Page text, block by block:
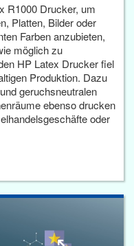
R1000 Drucker, um
Platten, Bilder oder
Farben anzubieten,
möglich zu
HP Latex Drucker fiel
Produktion. Dazu
geruchsneutralen
ebenso drucken
oder